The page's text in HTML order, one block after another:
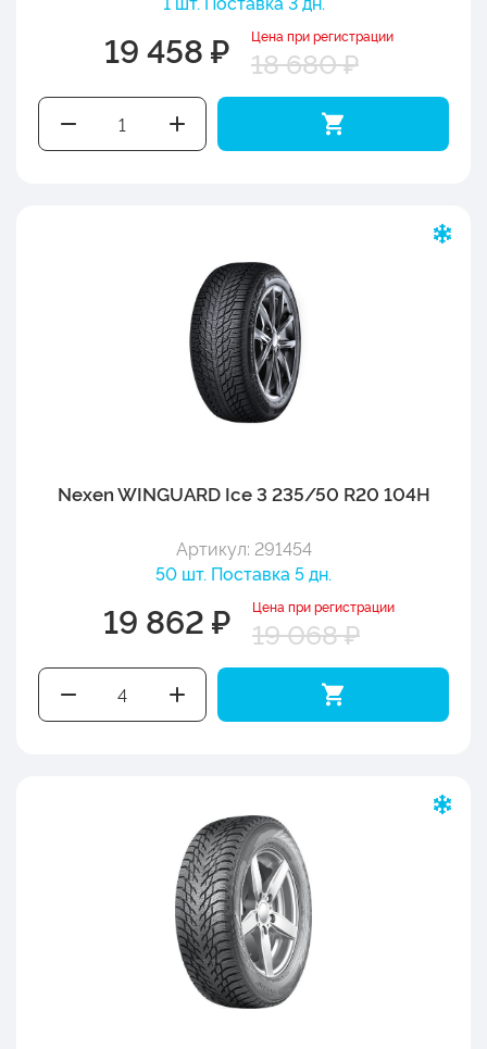
19 458 ₽ Цена при регистрации
18 680 ₽
Nexen WINGUARD Ice 3 235/50 R20 104H
Артикул: 291454
50 шт. Поставка 5 дн.
19 862 ₽ Цена при регистрации
19 068 ₽